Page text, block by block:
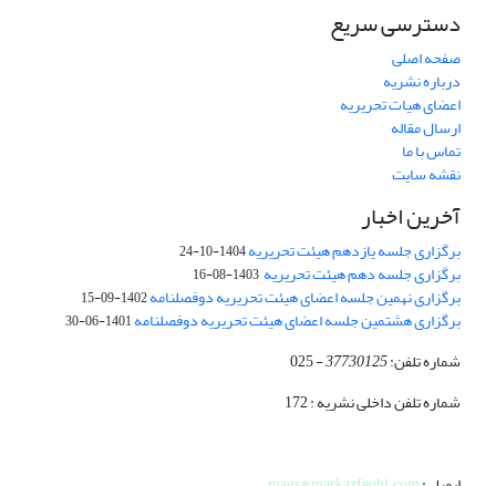
دسترسی سریع
صفحه اصلی
درباره نشریه
اعضای هیات تحریریه
ارسال مقاله
تماس با ما
نقشه سایت
آخرین اخبار
برگزاری جلسه یازدهم هیئت تحریریه1404-10-24
برگزاری جلسه دهم هیئت تحریریه 1403-08-16
برگزاری نهمین جلسه اعضای هیئت تحریریه دوفصلنامه1402-09-15
برگزاری هشتمین جلسه اعضای هیئت تحریریه دوفصلنامه1401-06-30
شماره تلفن:37730125
- 025
شماره تلفن داخلی نشریه : 172